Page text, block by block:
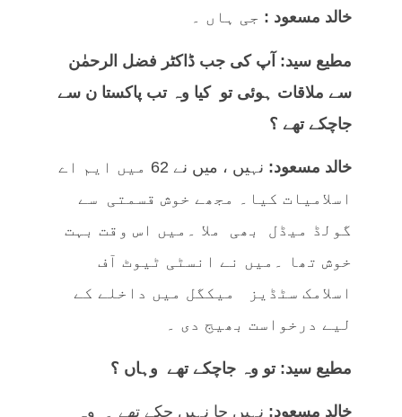
خالد مسعود : جی ہاں ۔
مطیع سید: آپ کی جب ڈاکٹر فضل الرحمٰن
سے ملاقات ہوئی تو کیا وہ تب پاکستا ن سے
جاچکے تھے ؟
خالد مسعود:
نہیں ، میں نے 62 میں ایم اے
اسلامیات کیا۔ مجھے خوش قسمتی سے
گولڈ میڈل بھی ملا ۔میں اس وقت بہت
خوش تھا ۔میں نے انسٹی ٹیوٹ آف
اسلامک سٹڈیز میکگل میں داخلے کے
لیے درخواست بھیج دی ۔
مطیع سید: تو وہ جاچکے تھے وہاں ؟
خالد مسعود: نہیں جا نہیں چکے تھے ۔ وہ